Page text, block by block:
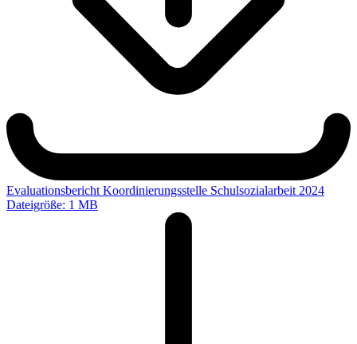
Evaluationsbericht Koordinierungsstelle Schulsozialarbeit 2024
Dateigröße: 1 MB